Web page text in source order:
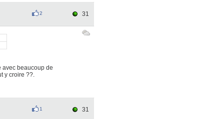
2 31
avec beaucoup de
y croire ??.
1 31